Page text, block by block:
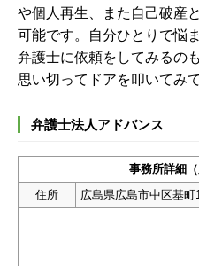
や個人再生、また自己破産
可能です。自分ひとりで悩
弁護士に依頼をしてみるの
思い切ってドアを叩いてみ
弁護士法人アドバンス
事務所詳細（
住所
広島県広島市中区基